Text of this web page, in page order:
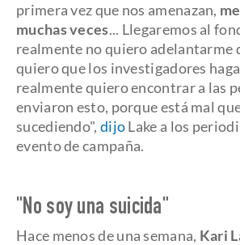
primera vez que nos amenazan,
muchas veces... Llegaremos al
realmente no quiero adelantarme
quiero que los investigadores
realmente quiero encontrar a las
enviaron esto, porque está mal
sucediendo", dijoLake a los
evento de campaña.
"No soy una suicida"
Hace menos de una semana, Kari